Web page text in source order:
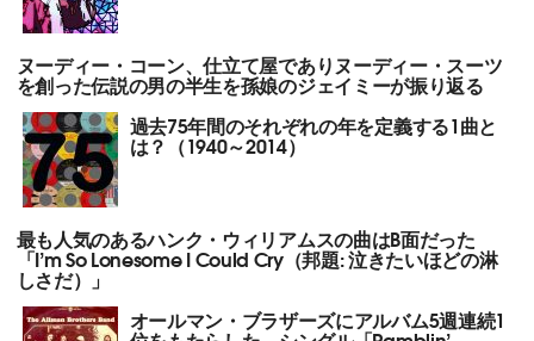
ヌーディー・コーン、仕立て屋でありヌーディー・スーツ
を創った伝説の男の半生を孫娘のジェイミーが振り返る
過去75年間のそれぞれの年を定義する1曲と
は？（1940～2014）
最も人気のあるハンク・ウィリアムスの曲はB面だった
「I’m So Lonesome I Could Cry（邦題: 泣きたいほどの淋
しさだ）」
オールマン・ブラザーズにアルバム5週連続1